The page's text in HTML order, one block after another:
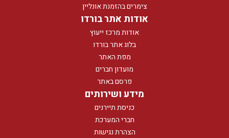
צימרים בהזמנת אונליין
אודות אתר בורדו
אודות מרכז ייעוץ
בלוג אתר בורדו
מפת האתר
מועדון חברים
פרסם באתר
מידע ושירותים
כניסת תיירנים
חברי המערכת
הצהרת נגישות